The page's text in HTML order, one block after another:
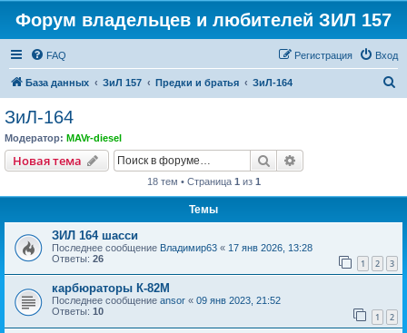
Форум владельцев и любителей ЗИЛ 157
FAQ Вход
Регистрация
База данных ЗиЛ 157 Предки и братья ЗиЛ-164
ЗиЛ-164
Модератор: MAVr-diesel
Новая тема Поиск
18 тем • Страница 1 из 1
Темы
ЗИЛ 164 шасси
Последнее сообщение Владимир63 « 17 янв 2026, 13:28
Ответы: 26 1 2 3
карбюраторы К-82М
Последнее сообщение ansor « 09 янв 2023, 21:52
Ответы: 10 1 2